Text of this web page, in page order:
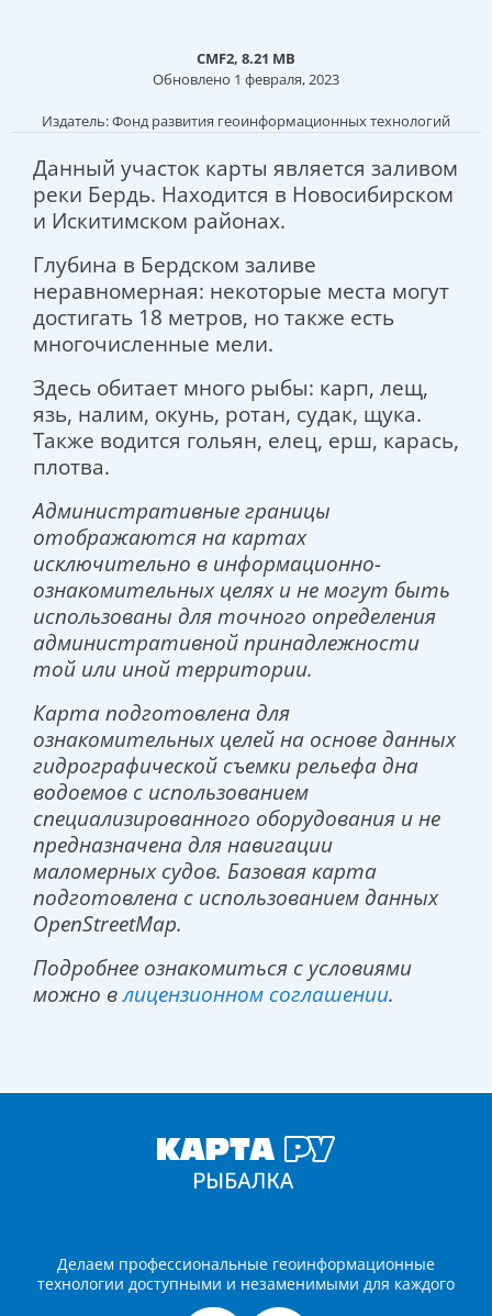
CMF2, 8.21 MB
Обновлено 1 февраля, 2023
Издатель: Фонд развития геоинформационных технологий
Данный участок карты является заливом
реки Бердь. Находится в Новосибирском
и Искитимском районах.
Глубина в Бердском заливе
неравномерная: некоторые места могут
достигать 18 метров, но также есть
многочисленные мели.
Здесь обитает много рыбы: карп, лещ,
язь, налим, окунь, ротан, судак, щука.
Также водится гольян, елец, ерш, карась,
плотва.
Административные границы
отображаются на картах
исключительно в информационно-
ознакомительных целях и не могут быть
использованы для точного определения
административной принадлежности
той или иной территории.
Карта подготовлена для
ознакомительных целей на основе данных
гидрографической съемки рельефа дна
водоемов с использованием
специализированного оборудования и не
предназначена для навигации
маломерных судов. Базовая карта
подготовлена с использованием данных
OpenStreetMap.
Подробнее ознакомиться с условиями
можно влицензионном соглашении.
Делаем профессиональные геоинформационные
технологии доступными и незаменимыми для каждого